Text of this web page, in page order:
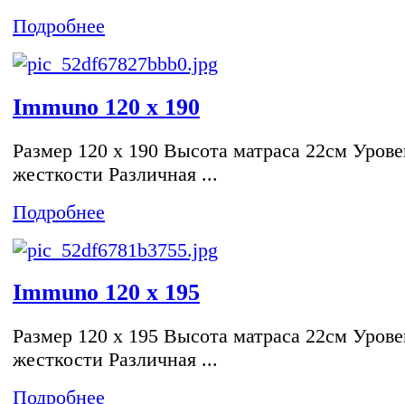
Подробнее
Immuno 120 x 190
Размер 120 x 190 Высота матраса 22см
жесткости Различная ...
Подробнее
Immuno 120 x 195
Размер 120 x 195 Высота матраса 22см
жесткости Различная ...
Подробнее